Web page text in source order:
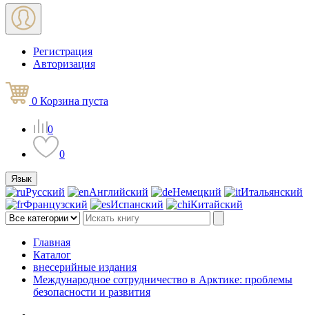
Регистрация
Авторизация
0 Корзина пуста
0
0
Язык
Русский Английский Немецкий
Итальянский
Французский
Испанский Китайский
Главная
Каталог
внесерийные издания
Международное сотрудничество в Арктике: проблемы
безопасности и развития